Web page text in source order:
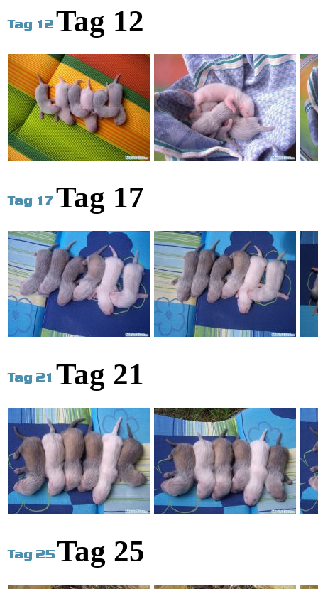
Tag 12
Tag 17
Tag 21
Tag 25